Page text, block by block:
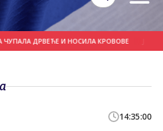
ДРВЕЋЕ И НОСИЛА КРОВОВЕ ЈАКИ
14:35:00